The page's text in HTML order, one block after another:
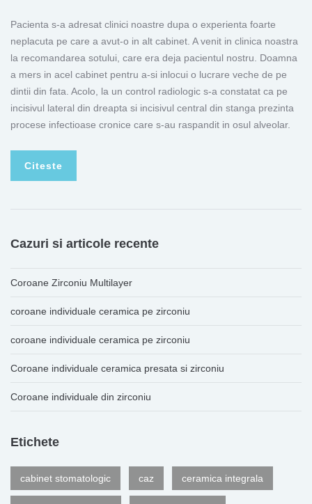
Pacienta s-a adresat clinici noastre dupa o experienta foarte
neplacuta pe care a avut-o in alt cabinet. A venit in clinica noastra
la recomandarea sotului, care era deja pacientul nostru. Doamna
a mers in acel cabinet pentru a-si inlocui o lucrare veche de pe
dintii din fata. Acolo, la un control radiologic s-a constatat ca pe
incisivul lateral din dreapta si incisivul central din stanga prezinta
procese infectioase cronice care s-au raspandit in osul alveolar.
Citeste
Cazuri si articole recente
Coroane Zirconiu Multilayer
coroane individuale ceramica pe zirconiu
coroane individuale ceramica pe zirconiu
Coroane individuale ceramica presata si zirconiu
Coroane individuale din zirconiu
Etichete
cabinet stomatologic caz ceramica integrala